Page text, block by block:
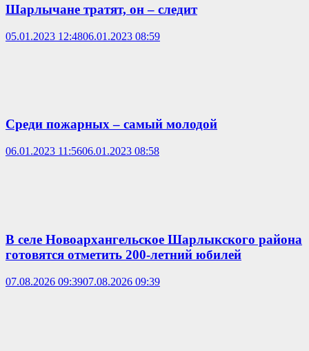
Шарлычане тратят, он – следит
05.01.2023 12:4806.01.2023 08:59
Среди пожарных – самый молодой
06.01.2023 11:5606.01.2023 08:58
В селе Новоархангельское Шарлыкского района
готовятся отметить 200-летний юбилей
07.08.2026 09:3907.08.2026 09:39